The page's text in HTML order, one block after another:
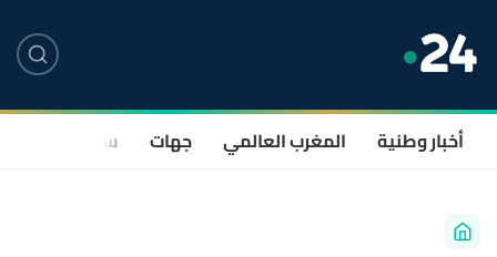
أخبار وطنية المغرب العالمي جهات سياسة